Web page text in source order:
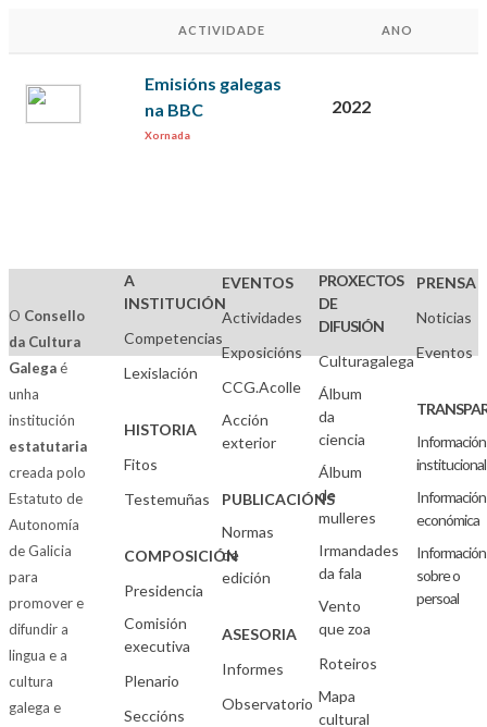
ACTIVIDADE ANO
Emisións galegas
na BBC
Xornada
2022
O Consello
da Cultura
Galegaé
unha
institución
estatutaria
creada polo
Estatuto de
Autonomía
de Galicia
para
promover e
difundir a
lingua e a
cultura
galega e
A
INSTITUCIÓN
Competencias
Lexislación
HISTORIA
Fitos
Testemuñas
COMPOSICIÓN
Presidencia
Comisión
executiva
Plenario
Seccións
EVENTOS
Actividades
Exposicións
CCG.Acolle
Acción
exterior
PUBLICACIÓNS
Normas
de
edición
ASESORIA
Informes
Observatorio
PROXECTOS
DE
DIFUSIÓN
Culturagalega
Álbum
da
ciencia
Álbum
de
mulleres
Irmandades
da fala
Vento
que zoa
Roteiros
Mapa
cultural
PRENSA
Noticias
Eventos
Información
institucional
Información
económica
Información
sobre o
persoal